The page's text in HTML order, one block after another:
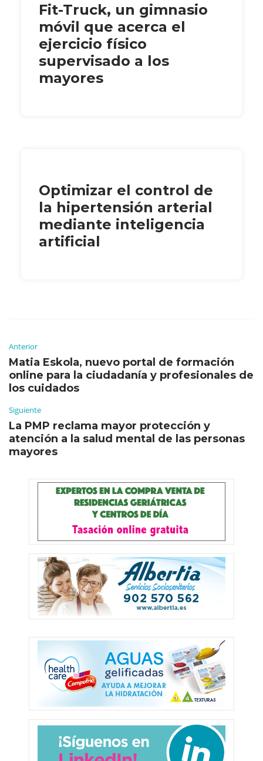
Fit-Truck, un gimnasio
móvil que acerca el
ejercicio físico
supervisado a los
mayores
Optimizar el control de
la hipertensión arterial
mediante inteligencia
artificial
Anterior
Matia Eskola, nuevo portal de formación
online para la ciudadanía y profesionales de
los cuidados
Siguiente
La PMP reclama mayor protección y
atención a la salud mental de las personas
mayores